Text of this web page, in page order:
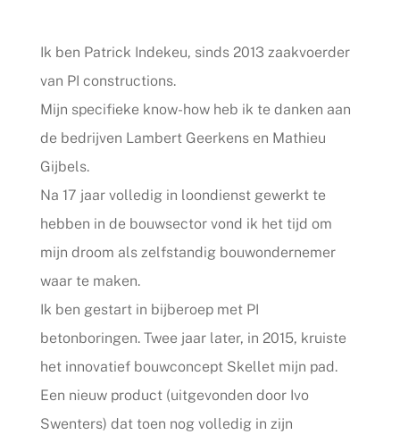
Ik ben Patrick Indekeu, sinds 2013 zaakvoerder
van PI constructions.
Mijn specifieke know-how heb ik te danken aan
de bedrijven Lambert Geerkens en Mathieu
Gijbels.
Na 17 jaar volledig in loondienst gewerkt te
hebben in de bouwsector vond ik het tijd om
mijn droom als zelfstandig bouwondernemer
waar te maken.
Ik ben gestart in bijberoep met PI
betonboringen. Twee jaar later, in 2015, kruiste
het innovatief bouwconcept Skellet mijn pad.
Een nieuw product (uitgevonden door Ivo
Swenters) dat toen nog volledig in zijn